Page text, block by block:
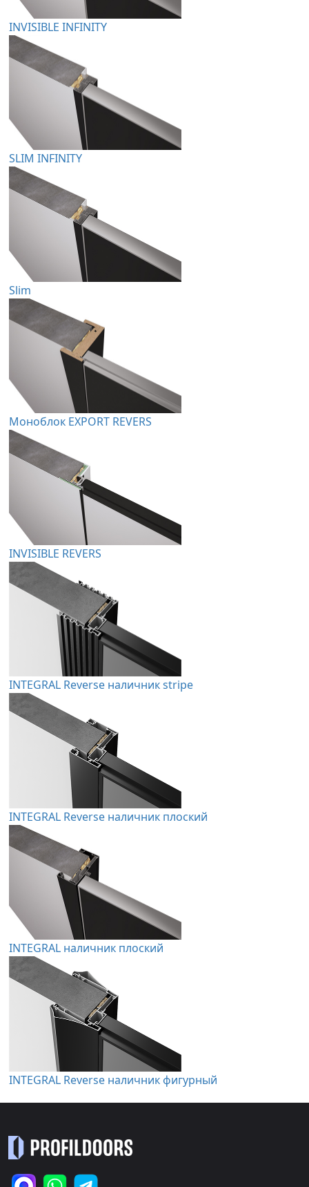
INVISIBLE INFINITY
SLIM INFINITY
Slim
Моноблок EXPORT REVERS
INVISIBLE REVERS
INTEGRAL Reverse наличник stripe
INTEGRAL Reverse наличник плоский
INTEGRAL наличник плоский
INTEGRAL Reverse наличник фигурный